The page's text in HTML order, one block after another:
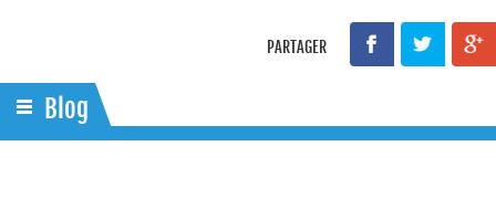
PARTAGER
Blog